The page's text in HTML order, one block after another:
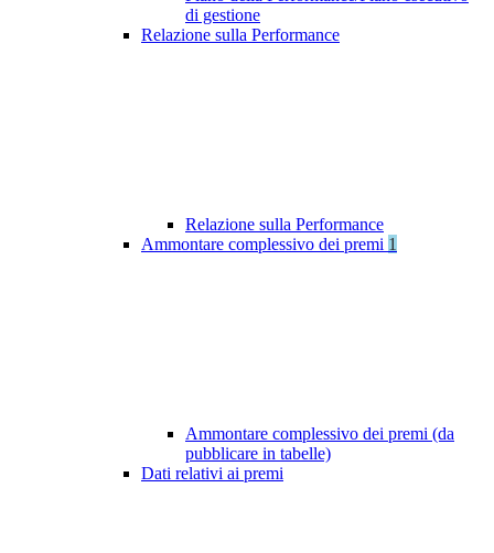
di gestione
Relazione sulla Performance
Relazione sulla Performance
Ammontare complessivo dei premi 1
Ammontare complessivo dei premi (da
pubblicare in tabelle)
Dati relativi ai premi